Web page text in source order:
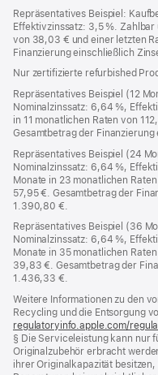
Repräsentatives Beispiel:
Effektivzinssatz: 3,5 %.
von 38,03 € und einer letzten
Finanzierung einschließlich
Nur zertifizierte refurbished
Repräsentatives Beispiel (12
Nominalzinssatz: 6,64 %,
in 11 monatlichen Raten von
Gesamtbetrag der
Repräsentatives Beispiel (24
Nominalzinssatz: 6,64 %,
Monate in 23 monatlichen
57,95 €. Gesamtbetrag der
1.390,80 €.
Repräsentatives Beispiel (36
Nominalzinssatz: 6,64 %,
Monate in 35 monatlichen
39,83 €. Gesamtbetrag der
1.436,33 €.
Weitere Informationen zu den
Recycling und die Entsorgung
regulatoryinfo.apple.com/
§ Die Serviceleistung kann nur
Originalzubehör erbracht
ihrer Originalkapazität